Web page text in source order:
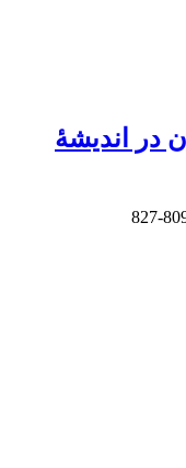
در اندیشۀ
809-